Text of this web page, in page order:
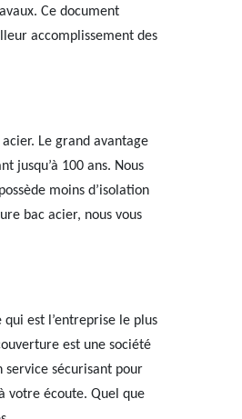
Ce document
accomplissement des
Le grand avantage
jusqu’à 100 ans. Nous
moins d’isolation
bac acier, nous vous
est l’entreprise le plus
est une société
service sécurisant pour
votre écoute. Quel que